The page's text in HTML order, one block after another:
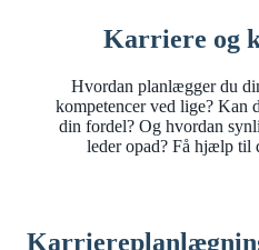
Karriere og
Hvordan planlægger du
kompetencer ved lige? Kan
din fordel? Og hvordan
leder opad? Få hjælp til